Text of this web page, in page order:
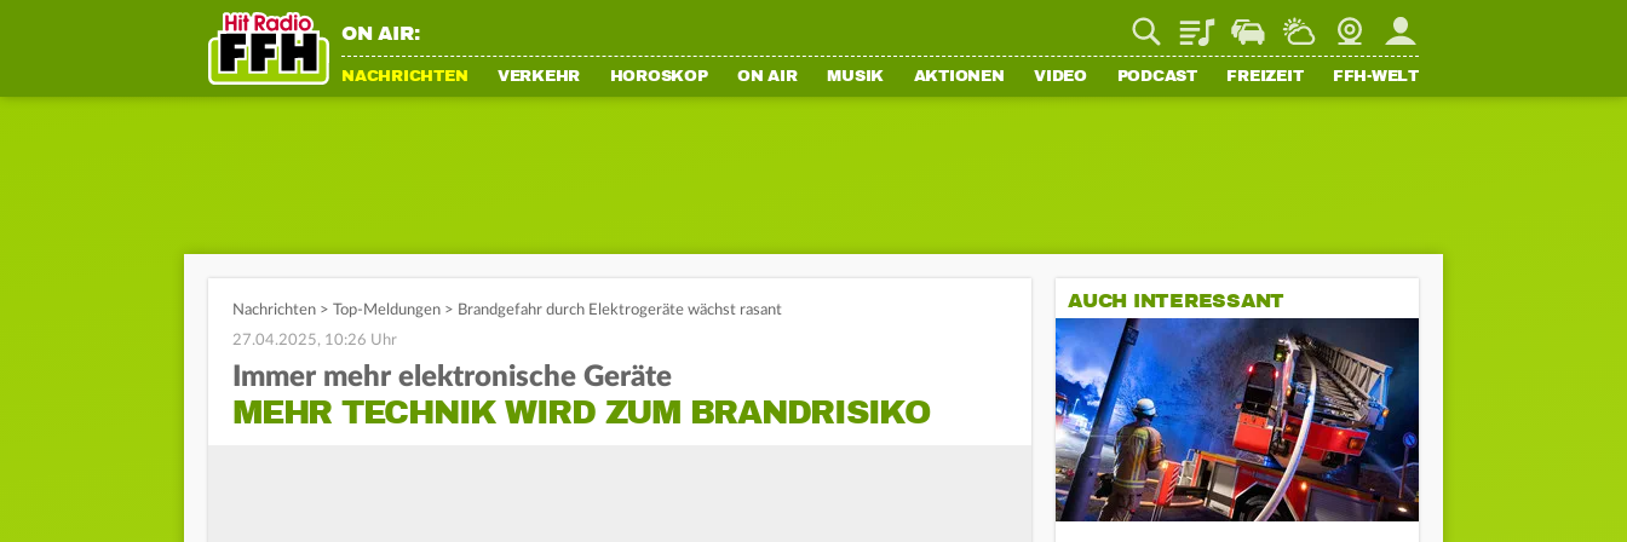
ON AIR: PlaylistStaupilotWetterWebcamMein FFH
NACHRICHTEN VERKEHR HOROSKOP ON AIR MUSIK AKTIONEN VIDEO PODCAST FREIZEIT FFH-WELT
Nachrichten > Top-Meldungen > Brandgefahr durch Elektrogeräte wächst rasant
27.04.2025, 10:26 Uhr
Immer mehr elektronische Geräte
MEHR TECHNIK WIRD ZUM BRANDRISIKO
AUCH INTERESSANT